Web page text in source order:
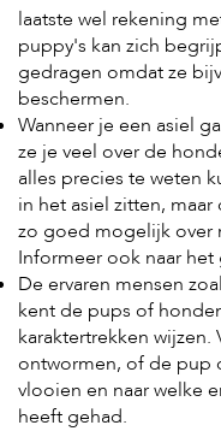
laatste wel rekening
puppy's kan zich
gedragen omdat ze
beschermen.
Wanneer je een asiel
ze je veel over de
alles precies te weten
in het asiel zitten,
zo goed mogelijk over
Informeer ook naar
De ervaren mensen
kent de pups of
karaktertrekken wijzen.
ontwormen, of de pup
vlooien en naar welke
heeft gehad.